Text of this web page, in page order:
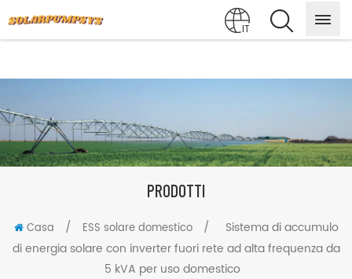
IT
PRODOTTI
Casa / ESS solare domestico /
Sistema di accumulo
di energia solare con inverter fuori rete ad alta frequenza da
5 kVA per uso domestico